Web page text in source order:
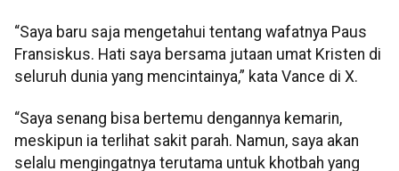
“Saya baru saja mengetahui tentang wafatnya Paus
Fransiskus. Hati saya bersama jutaan umat Kristen di
seluruh dunia yang mencintainya,” kata Vance di X.
“Saya senang bisa bertemu dengannya kemarin,
meskipun ia terlihat sakit parah. Namun, saya akan
selalu mengingatnya terutama untuk khotbah yang